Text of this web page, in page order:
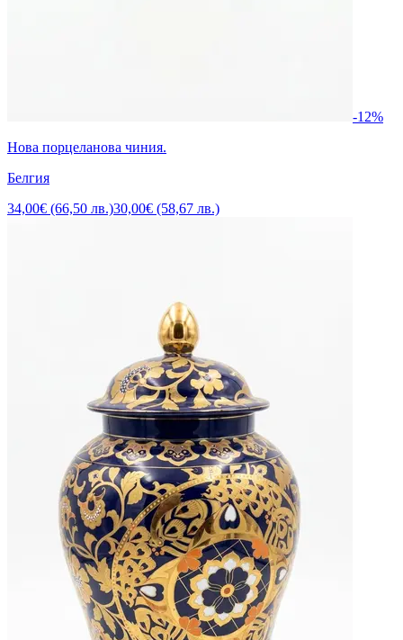
-12%
Нова порцеланова чиния.
Белгия
34,00€ (66,50 лв.)30,00€ (58,67 лв.)